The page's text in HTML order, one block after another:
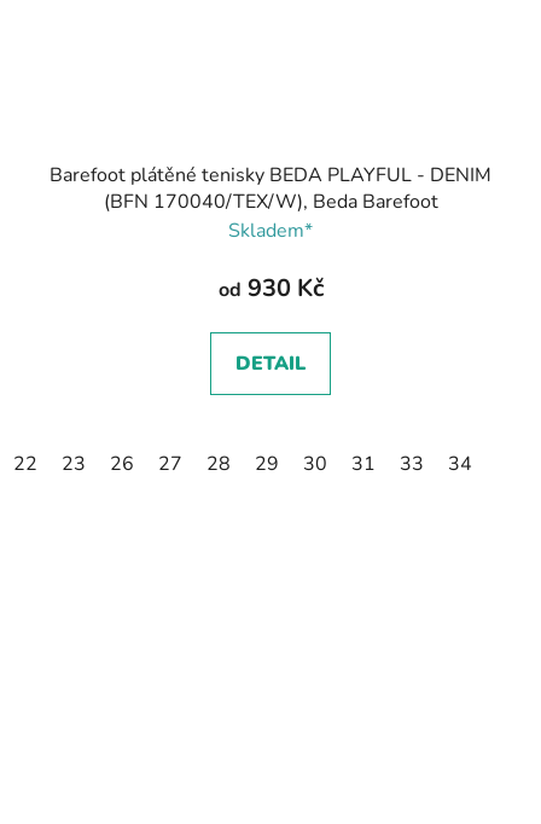
Barefoot plátěné tenisky BEDA PLAYFUL - DENIM
(BFN 170040/TEX/W), Beda Barefoot
Skladem*
od 930 Kč
DETAIL
22 23 26 27 28 29 30 31 33 34